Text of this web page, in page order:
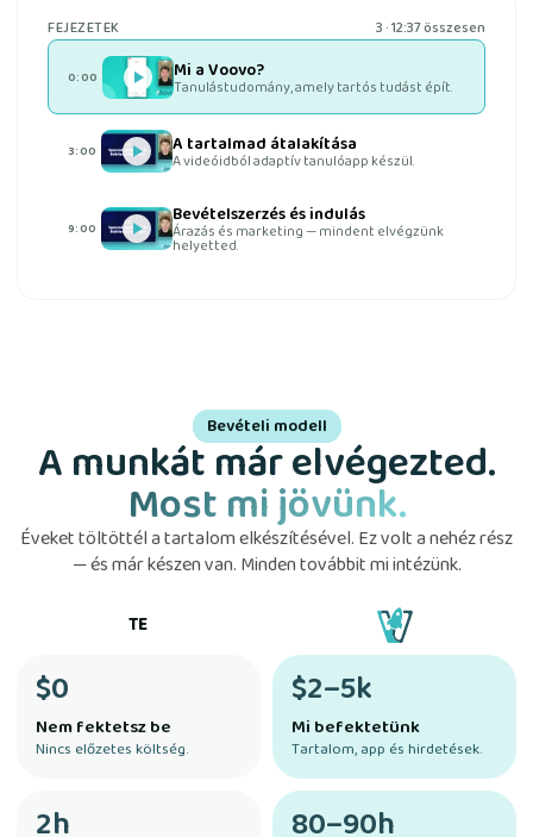
FEJEZETEK 3 · 12:37összesen
0:00 Mi a Voovo?
Tanulástudomány, amely tartós tudást épít.
3:00 A tartalmad átalakítása
A videóidból adaptív tanulóapp készül.
9:00
Bevételszerzés és indulás
Árazás és marketing — mindent elvégzünk
helyetted.
Bevételi modell
A munkát már elvégezted.
Most mi jövünk.
Éveket töltöttél a tartalom elkészítésével. Ez volt a nehéz rész
— és már készen van. Minden továbbit mi intézünk.
TE
$0
Nem fektetsz be
Nincs előzetes költség.
2h
$2–5k
Mi befektetünk
Tartalom, app és hirdetések.
80–90h